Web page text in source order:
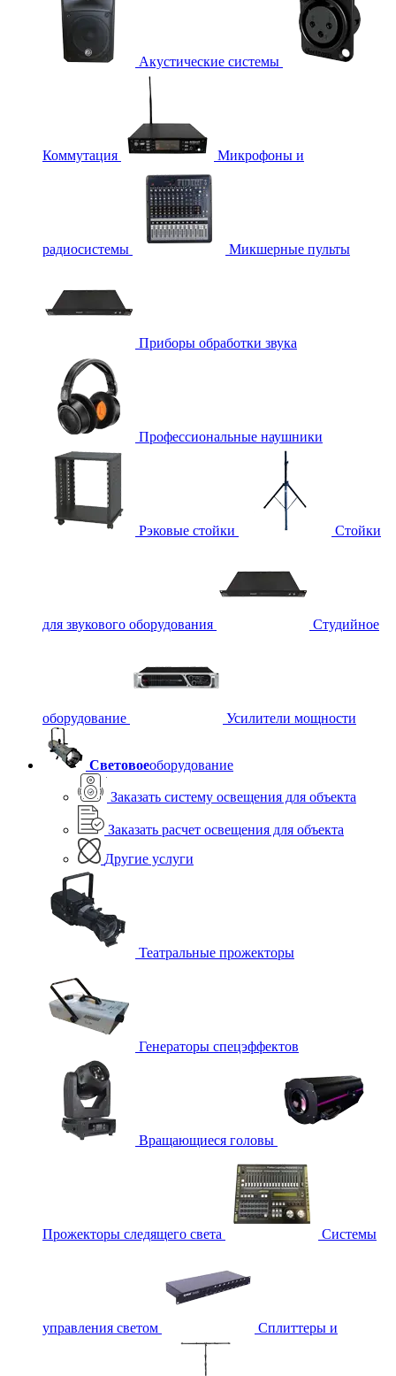
Акустические системы
Коммутация Микрофоны и
радиосистемы Микшерные пульты
Приборы обработки звука
Профессиональные наушники
Рэковые стойки Стойки
для звукового оборудования Студийное
оборудование Усилители мощности
Световоеоборудование
Заказать систему освещения для объекта
Заказать расчет освещения для объекта
Другие услуги
Театральные прожекторы
Генераторы спецэффектов
Вращающиеся головы
Прожекторы следящего света Системы
управления светом Сплиттеры и